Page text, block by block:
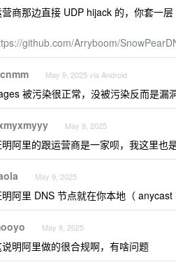
商那边直接 UDP hijack 的，你套一
github.com/Arryboom/
May 9, 2025 via Android
被污染很正常，没被污染反而是漏
May 9, 2025
阿里的跟运营商是一家呗，我这里也
May 9, 2025
阿里 DNS 节点就在你本地（
May 9, 2025
明阿里做的很合规啊，有啥问题